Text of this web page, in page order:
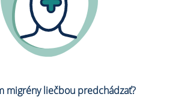
migrény liečbou predchádzať?